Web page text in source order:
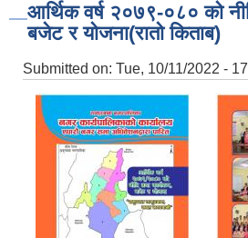
आर्थिक वर्ष २०७९-०८० को
बजेट र योजना(रातो किताब)
Submitted on: Tue, 10/11/2022 -